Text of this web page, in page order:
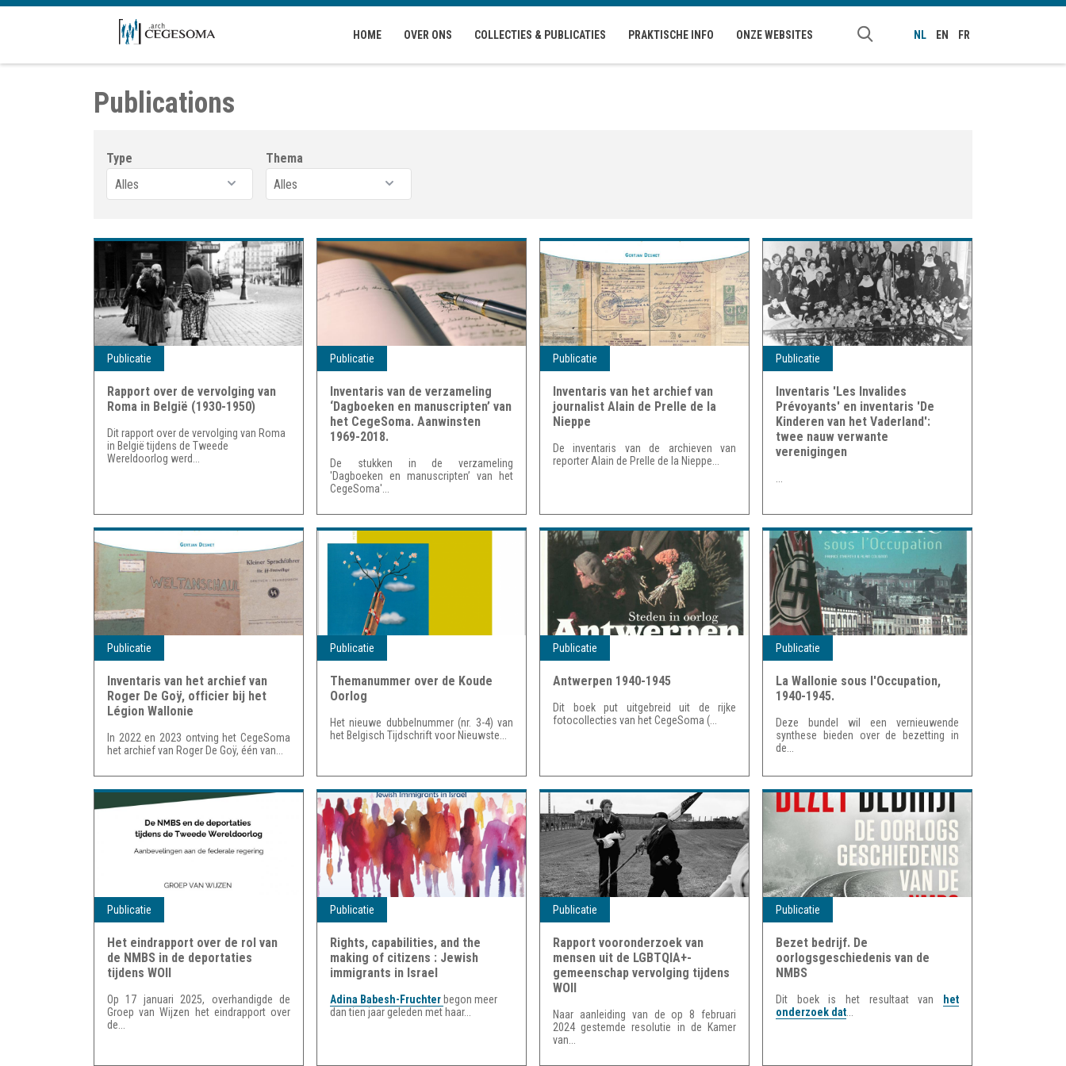
Overslaan en naar de inhoud gaan
HOME OVER ONS COLLECTIES & PUBLICATIES PRAKTISCHE INFO ONZE WEBSITES NL EN FR
Publications
Type Thema
Publicatie
Rapport over de vervolging van
Roma in België (1930-1950)
Dit rapport over de vervolging van Roma
in België tijdens de Tweede
Wereldoorlog werd...
Publicatie
Inventaris van de verzameling
‘Dagboeken en manuscripten’ van
het CegeSoma. Aanwinsten
1969-2018.
De stukken in de verzameling
'Dagboeken en manuscripten’ van het
CegeSoma'...
Publicatie
Inventaris van het archief van
journalist Alain de Prelle de la
Nieppe
De inventaris van de archieven van
reporter Alain de Prelle de la Nieppe...
Publicatie
Inventaris 'Les Invalides
Prévoyants' en inventaris 'De
Kinderen van het Vaderland':
twee nauw verwante
verenigingen
Publicatie
Inventaris van het archief van
Roger De Goÿ, officier bij het
Légion Wallonie
In 2022 en 2023 ontving het CegeSoma
het archief van Roger De Goÿ, één van...
Publicatie
Themanummer over de Koude
Oorlog
Het nieuwe dubbelnummer (nr. 3-4) van
het Belgisch Tijdschrift voor Nieuwste...
Publicatie
Antwerpen 1940-1945
Dit boek put uitgebreid uit de rijke
fotocollecties van het CegeSoma (...
Publicatie
La Wallonie sous l'Occupation,
1940-1945.
Deze bundel wil een vernieuwende
synthese bieden over de bezetting in
de...
Publicatie
Het eindrapport over de rol van
de NMBS in de deportaties
tijdens WOII
Op 17 januari 2025, overhandigde de
Groep van Wijzen het eindrapport over
de...
Publicatie
Rights, capabilities, and the
making of citizens : Jewish
immigrants in Israel
Adina Babesh-Fruchter begon meer
dan tien jaar geleden met haar...
Publicatie
Rapport vooronderzoek van
mensen uit de LGBTQIA+-
gemeenschap vervolging tijdens
WOII
Naar aanleiding van de op 8 februari
2024 gestemde resolutie in de Kamer
van...
Publicatie
Bezet bedrijf. De
oorlogsgeschiedenis van de
NMBS
Dit boek is het resultaat van
het
onderzoek dat